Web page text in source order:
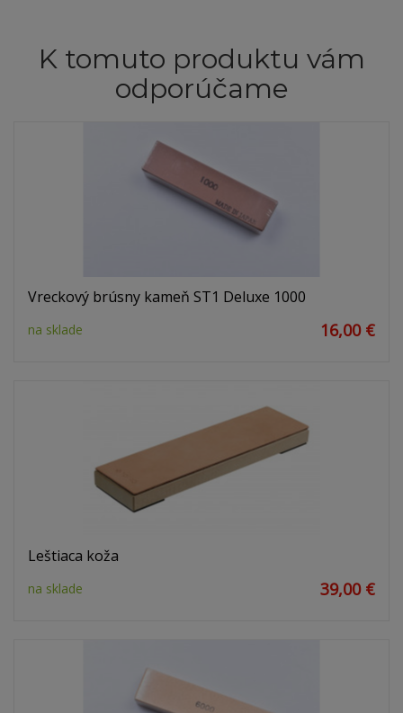
K tomuto produktu vám
odporúčame
Vreckový brúsny kameň ST1 Deluxe 1000
na sklade 16,00 €
Leštiaca koža
na sklade 39,00 €